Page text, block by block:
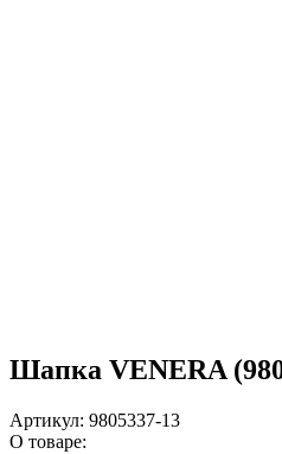
Шапка VENERA
Артикул: 9805337-13
О товаре: